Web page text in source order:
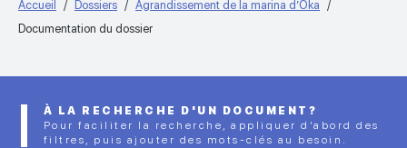
Accueil Dossiers
Agrandissement de la marina d’Oka
Documentation du dossier
À LA RECHERCHE D'UN DOCUMENT?
Pour faciliter la recherche, appliquer d’abord des
filtres, puis ajouter des mots-clés au besoin.